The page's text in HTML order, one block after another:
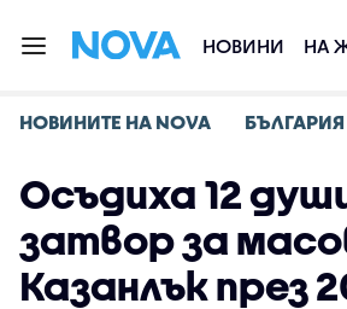
НОВИНИ НА
НОВИНИТЕ НА NOVA БЪЛГАРИЯ
Осъдиха 12
затвор за
Казанлък през